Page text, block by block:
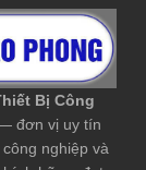
Bị Công
đơn vị uy tín
nghiệp và